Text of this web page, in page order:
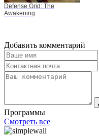
Defense Grid: The
Awakening
Добавить комментарий
Программы
Смотреть все